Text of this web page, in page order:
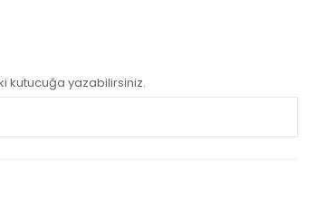
kutucuğa yazabilirsiniz.